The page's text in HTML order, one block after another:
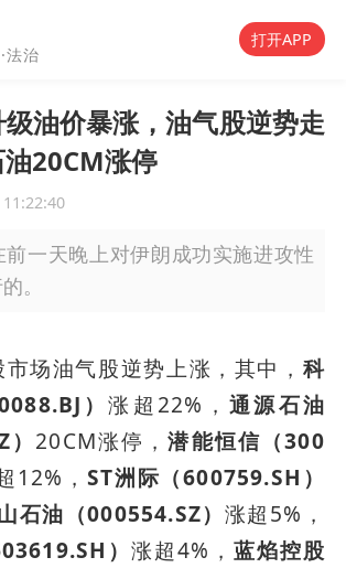
法治
打开APP
油价暴涨，油气股逆势走
20CM涨停
前一天晚上对伊朗成功实施进攻性
。
场油气股逆势上涨，其中， 科
）涨超22%，通源石油
20CM涨停，潜能恒信（300
12%， ST洲际（600759.SH）
石油（000554.SZ） 涨超5%，
）涨超4%， 蓝焰控股